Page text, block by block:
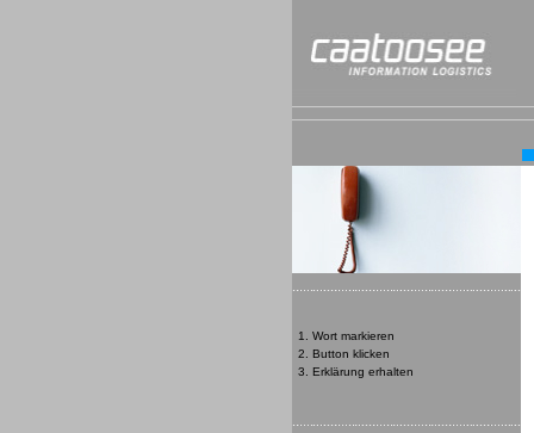
1. Wort markieren
2. Button klicken
3. Erklärung erhalten